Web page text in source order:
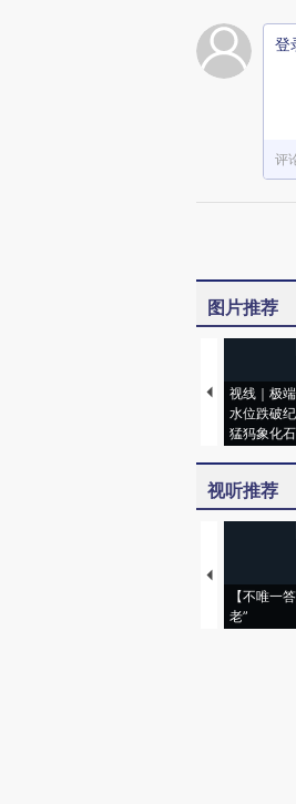
登
评
图片推荐
视线｜极
水位跌破
猛犸象化
视听推荐
【不唯一
老”